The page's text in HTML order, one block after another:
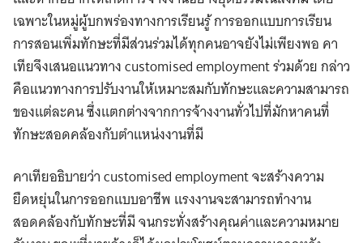
เฉพาะในหมู่ผู้บกพร่องทางการเรียนรู้ การออกแบบการเรียน
การสอนเพิ่มทักษะที่มีส่วนร่วมได้ทุกคนอาจยังไม่เพียงพอ คา
เทียจึงเสนอแนวทาง customised employment ร่วมด้วย กล่าว
คือแนวทางการปรับงานให้เหมาะสมกับทักษะและความสามารถ
ของแต่ละคน ซึ่งแตกต่างจากการจ้างงานทั่วไปที่มักหาคนที่
ทักษะสอดคล้องกับตำแหน่งงานที่มี
คาเทียอธิบายว่า customised employment จะสร้างความ
ยืดหยุ่นในการออกแบบอาชีพ แรงงานจะสามารถทำงาน
สอดคล้องกับทักษะที่มี จนกระทั่งสร้างคุณค่าและความหมาย